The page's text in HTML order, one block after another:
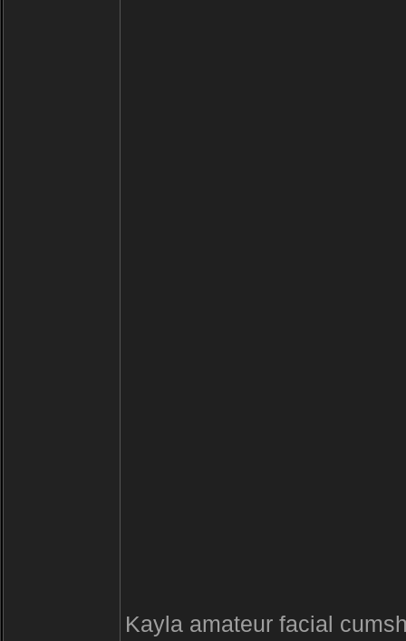
Kayla amateur facial